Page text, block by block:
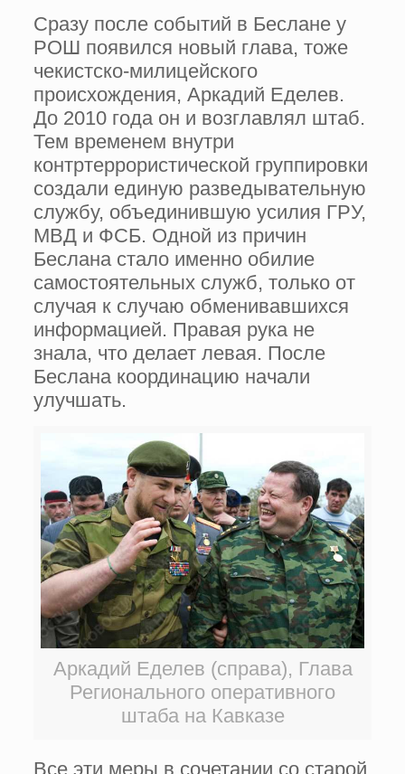
Сразу после событий в Беслане у
РОШ появился новый глава, тоже
чекистско-милицейского
происхождения, Аркадий Еделев.
До 2010 года он и возглавлял штаб.
Тем временем внутри
контртеррористической группировки
создали единую разведывательную
службу, объединившую усилия ГРУ,
МВД и ФСБ. Одной из причин
Беслана стало именно обилие
самостоятельных служб, только от
случая к случаю обменивавшихся
информацией. Правая рука не
знала, что делает левая. После
Беслана координацию начали
улучшать.
Аркадий Еделев (справа), Глава
Регионального оперативного
штаба на Кавказе
Все эти меры в сочетании со старой